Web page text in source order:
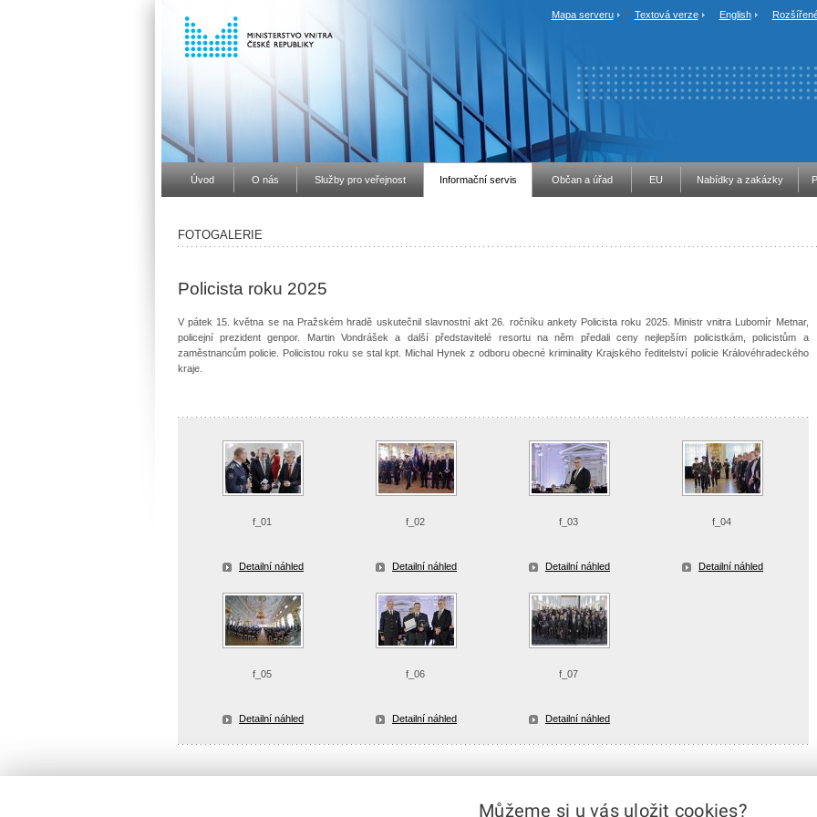
Mapa serveru Textová verze English
Úvod O nás Služby pro veřejnost Informační servis Občan a úřad EU Nabídky a zakázky
FOTOGALERIE
Policista roku 2025
V pátek 15. května se na Pražském hradě uskutečnil slavnostní akt 26. ročníku ankety Policista roku 2025. Ministr vnitra Lubomír Metnar,
policejní prezident genpor. Martin Vondrášek a další představitelé resortu na něm předali ceny nejlepším policistkám, policistům a
zaměstnancům policie. Policistou roku se stal kpt. Michal Hynek z odboru obecné kriminality Krajského ředitelství policie Královéhradeckého
kraje.
f_01
Detailní náhled
f_02
Detailní náhled
f_03
Detailní náhled
f_04
Detailní náhled
f_05
Detailní náhled
f_06
Detailní náhled
f_07
Detailní náhled
Můžeme si u vás uložit cookies?